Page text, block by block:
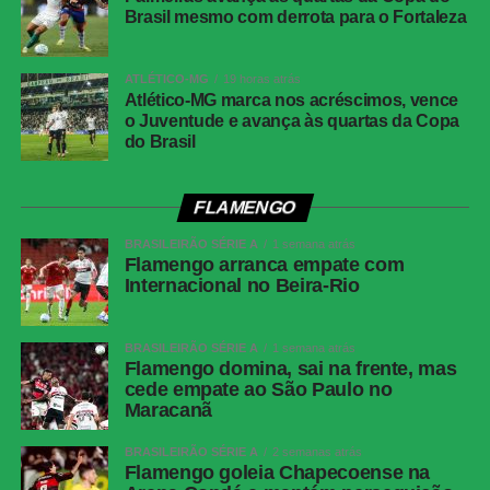
Campeonato Brasileiro, o time de Dorival Júnior volta a
campo no sábado, recebendo o Mirassol no Maracanã
para defender a ponta da tabela. Já o Ceará terá um duro
compromisso no próximo domingo, visitando o Palmeiras
pela mesma competição.
Ceará 1 x 1 Flamengo
Local:Castelão, no Ceará (CE)
Data:03/08/2025
Hora:18h30 (de Brasília)
Competição:18ª rodada do Campeonato Brasileiro 2025
Árbitro:Rodrigo José Pereira de Lima (PE)
Assistente 1:Neuza Ines Back (SP)
Assistente 2:
VAR:Ilbert Estevam da Silva (SP)
Público:57.887
Brasil mesmo com derrota para o Fortaleza
ATLÉTICO-MG 19 horas atrás
Atlético-MG marca nos acréscimos, vence
o Juventude e avança às quartas da Copa
do Brasil
FLAMENGO
BRASILEIRÃO SÉRIE A 1 semana atrás
Flamengo arranca empate com
Internacional no Beira-Rio
BRASILEIRÃO SÉRIE A 1 semana atrás
Flamengo domina, sai na frente, mas
cede empate ao São Paulo no
Maracanã
BRASILEIRÃO SÉRIE A 2 semanas atrás
Flamengo goleia Chapecoense na